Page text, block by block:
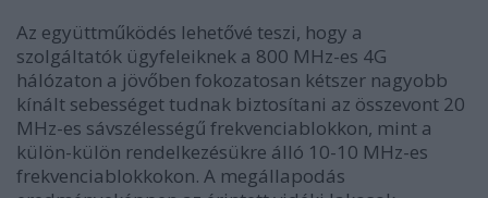
Az együttműködés lehetővé teszi, hogy a
szolgáltatók ügyfeleiknek a 800 MHz-es 4G
hálózaton a jövőben fokozatosan kétszer nagyobb
kínált sebességet tudnak biztosítani az összevont 20
MHz-es sávszélességű frekvenciablokkon, mint a
külön-külön rendelkezésükre álló 10-10 MHz-es
frekvenciablokkokon. A megállapodás